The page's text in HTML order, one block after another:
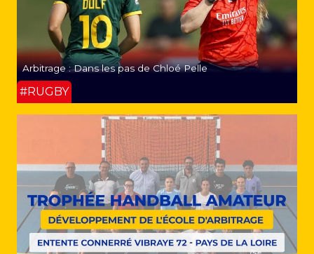
Arbitrage : Dans les pas de Chloé Pelle
#RUGBY